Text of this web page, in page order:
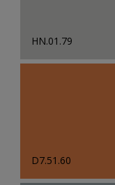
HN.01.79
D7.51.60